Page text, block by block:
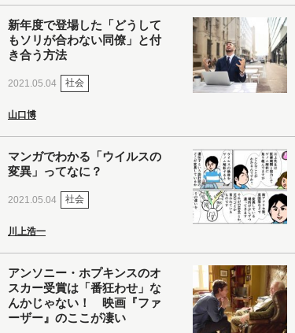
新年度で登場した「どうして
もソリが合わない同僚」と付
き合う方法
2021.05.04 社会
山口博
マンガでわかる「ウイルスの
変異」ってなに？
2021.05.04 社会
川上浩一
アンソニー・ホプキンスのオ
スカー受賞は「番狂わせ」な
んかじゃない！ 映画『ファ
ーザー』のここが凄い